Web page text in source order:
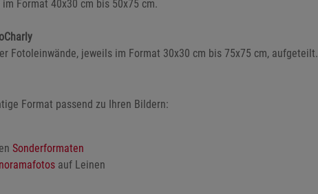
Format 40x30 cm bis 50x75 cm.
Fotoleinwände, jeweils im Format 30x30 cm bis 75x75 cm, aufgeteilt.
Format passend zu Ihren Bildern:
Sonderformaten
auf Leinen